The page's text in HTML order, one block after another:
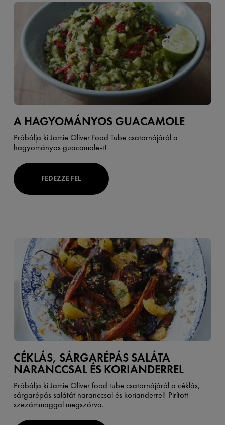
A HAGYOMÁNYOS GUACAMOLE
Próbálja kiJamie Oliver Food Tubecsatornájáról a
hagyományos guacamole-t!
FEDEZZE FEL
CÉKLÁS, SÁRGARÉPÁS SALÁTA
NARANCCSAL ÉS KORIANDERREL
Próbálja ki Jamie Oliver food tube csatornájáról a céklás,
sárgarépás salátát naranccsal és korianderrel! Pirított
szezámmaggal megszórva.